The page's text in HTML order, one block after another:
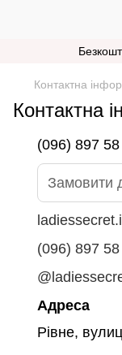
Контактна
Контактна
(096) 897
Замовити
(096) 897
Адреса
Рівне,